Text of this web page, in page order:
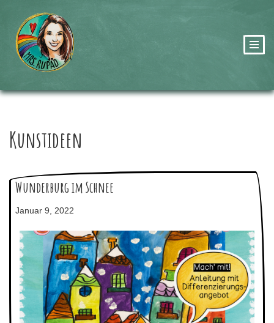
Zum
Inhalt
springen
Kunstideen
Wunderburg im Schnee
Januar 9, 2022